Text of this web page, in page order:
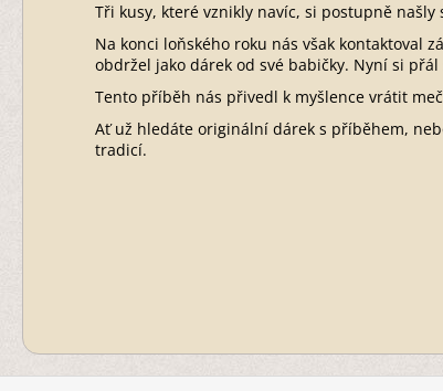
Tři kusy, které vznikly navíc, si postupně
Na konci loňského roku nás však kontaktoval
obdržel jako dárek od své babičky. Nyní si
Tento příběh nás přivedl k myšlence vrátit
Ať už hledáte originální dárek s příběhem,
tradicí.
Z